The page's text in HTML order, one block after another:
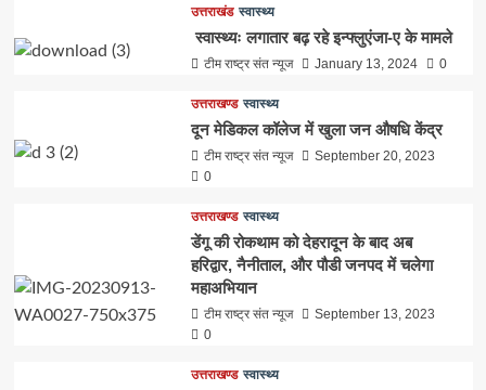
उत्तराखंड स्वास्थ्य
स्वास्थ्यः लगातार बढ़ रहे इन्फ्लुएंजा-ए के मामले
टीम राष्ट्र संत न्यूज January 13, 2024 0
उत्तराखण्ड स्वास्थ्य
दून मेडिकल कॉलेज में खुला जन औषधि केंद्र
टीम राष्ट्र संत न्यूज
September 20, 2023
0
उत्तराखण्ड स्वास्थ्य
डेंगू की रोकथाम को देहरादून के बाद अब
हरिद्वार, नैनीताल, और पौडी जनपद में चलेगा
महाअभियान
टीम राष्ट्र संत न्यूज
September 13, 2023
0
उत्तराखण्ड स्वास्थ्य